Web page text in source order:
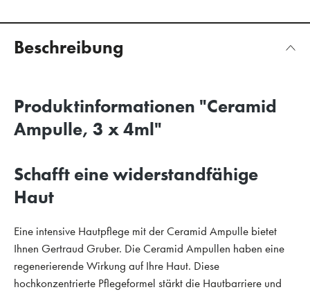
Beschreibung
Produktinformationen "Ceramid
Ampulle, 3 x 4ml"
Schafft eine widerstandfähige
Haut
Eine intensive Hautpflege mit der Ceramid Ampulle bietet
Ihnen Gertraud Gruber. Die Ceramid Ampullen haben eine
regenerierende Wirkung auf Ihre Haut. Diese
hochkonzentrierte Pflegeformel stärkt die Hautbarriere und